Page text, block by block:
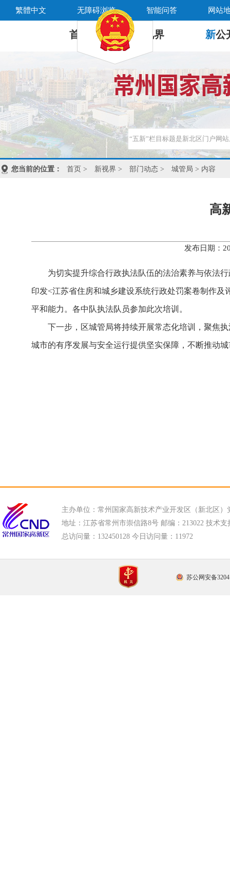
繁體中文 无障碍浏览 智能问答 网站
首 页 新 视界 新公
您当前的位置： 首页 > 新视界 > 部门动态 > 城管局 > 内容
高
发布日期：
为切实提升综合行政执法队伍的法治素养与依法
印发<江苏省住房和城乡建设系统行政处罚案卷制作
平和能力。各中队执法队员参加此次培训。
下一步，区城管局将持续开展常态化培训，聚焦
城市的有序发展与安全运行提供坚实保障，不断推动
主办单位：常州国家高新技术产业开发区（新北区）
地址：江苏省常州市崇信路8号 邮编：213022 技术支
总访问量： 132450128 今日访问量： 11972
苏公网安备